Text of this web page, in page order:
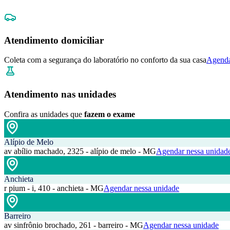
Atendimento domiciliar
Coleta com a segurança do laboratório no conforto da sua casa
Atendimento nas unidades
Confira as unidades que fazem o exame
Alípio de Melo
av abílio machado, 2325 - alípio de melo - MGAgendar nessa
Anchieta
r pium - i, 410 - anchieta - MGAgendar nessa unidade
Barreiro
av sinfrônio brochado, 261 - barreiro - MGAgendar nessa unidade